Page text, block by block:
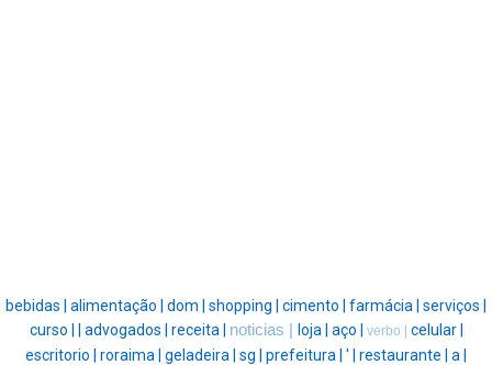
bebidas | alimentação | dom | shopping | cimento | farmácia | serviços |
curso | | advogados | receita | noticias | loja | aço | verbo | celular |
escritorio | roraima | geladeira | sg | prefeitura | ' | restaurante | a |